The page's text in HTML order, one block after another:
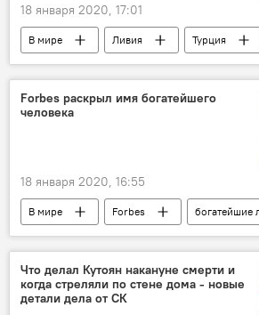
18 января 2020, 17:01
В мире Ливия
Турция
Голос
Forbes раскрыл имя богатейшего
человека
18 января 2020, 16:55
В мире Forbes богатейшие
Что делал Кутоян накануне смерти и
когда стреляли по стене дома - новые
детали дела от СК